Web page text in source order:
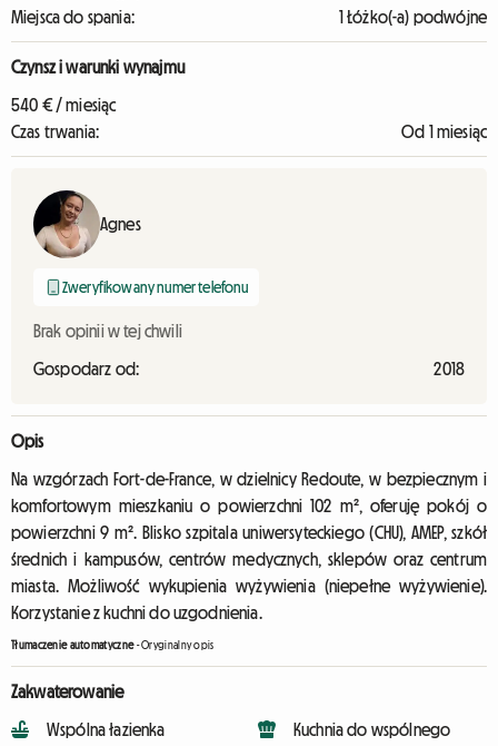
Miejsca do spania:
1 Łóżko(-a) podwójne
Czynsz i warunki wynajmu
540 € / miesiąc
Czas trwania:
Od 1 miesiąc
Agnes
Zweryfikowany numer telefonu
Brak opinii w tej chwili
Gospodarz od: 2018
Opis
Na wzgórzach Fort-de-France, w dzielnicy Redoute, w bezpiecznym i
komfortowym mieszkaniu o powierzchni 102 m², oferuję pokój o
powierzchni 9 m². Blisko szpitala uniwersyteckiego (CHU), AMEP, szkół
średnich i kampusów, centrów medycznych, sklepów oraz centrum
miasta. Możliwość wykupienia wyżywienia (niepełne wyżywienie).
Korzystanie z kuchni do uzgodnienia.
Tłumaczenie automatyczne-Oryginalny opis
Zakwaterowanie
Wspólna łazienka
Kuchnia do wspólnego